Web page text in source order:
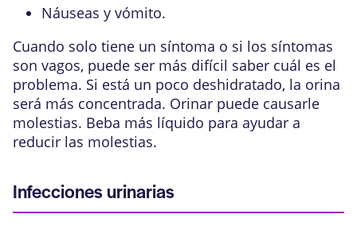
Náuseas y vómito.
Cuando solo tiene un síntoma o si los síntomas
son vagos, puede ser más difícil saber cuál es el
problema. Si está un poco deshidratado, la orina
será más concentrada. Orinar puede causarle
molestias. Beba más líquido para ayudar a
reducir las molestias.
Infecciones urinarias